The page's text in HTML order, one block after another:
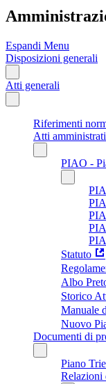
Espandi Menu
Disposizioni generali
Atti generali
Riferimenti
Atti
PIAO -
Statuto
Albo
Storico
Manuale
Nuovo
Documenti di
Piano
Relazioni